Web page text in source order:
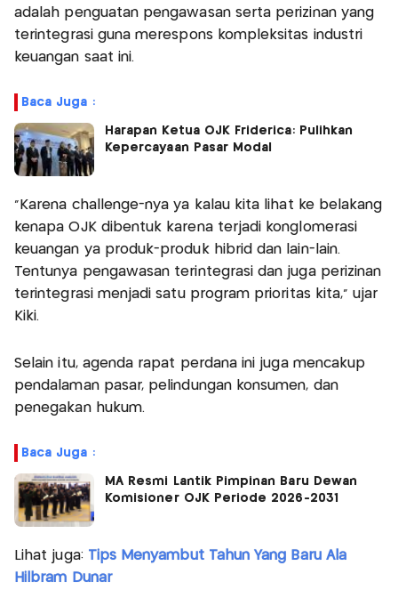
adalah penguatan pengawasan serta perizinan yang
terintegrasi guna merespons kompleksitas industri
keuangan saat ini.
Baca Juga :
Harapan Ketua OJK Friderica: Pulihkan
Kepercayaan Pasar Modal
"Karena challenge-nya ya kalau kita lihat ke belakang
kenapa OJK dibentuk karena terjadi konglomerasi
keuangan ya produk-produk hibrid dan lain-lain.
Tentunya pengawasan terintegrasi dan juga perizinan
terintegrasi menjadi satu program prioritas kita," ujar
Kiki.
Selain itu, agenda rapat perdana ini juga mencakup
pendalaman pasar, pelindungan konsumen, dan
penegakan hukum.
Baca Juga :
MA Resmi Lantik Pimpinan Baru Dewan
Komisioner OJK Periode 2026-2031
Lihat juga: Tips Menyambut Tahun Yang Baru Ala
Hilbram Dunar